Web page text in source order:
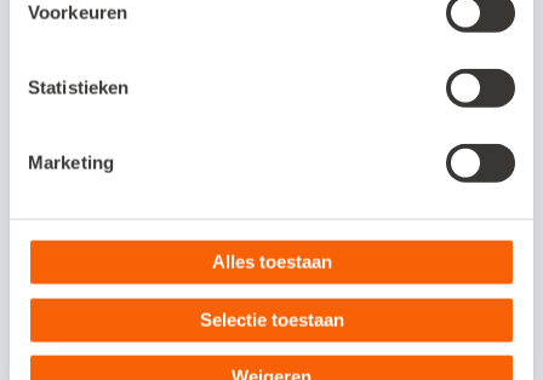
Voorkeuren
Statistieken
Marketing
Alles toestaan
Selectie toestaan
Bereid je beter voor op gesprekken en krijg
meer klanten enthousiast om te starten met
Mijn klant wil niet online
', lees je nog meer
antwoorden. Ook vind je hier een handig
stappenplan hoe je effectief om kunt gaan
met tegenwerpingen.